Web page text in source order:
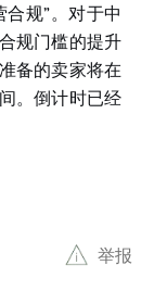
合规”。对于中
规门槛的提升
备的卖家将在
。倒计时已经
举报